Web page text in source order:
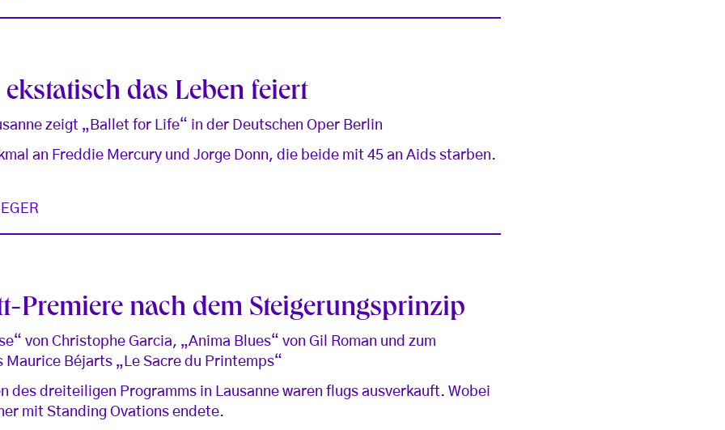
das Leben feiert
zeigt „Ballet for Life“ in der Deutschen Oper Berlin
an Freddie Mercury und Jorge Donn, die beide mit 45 an Aids starben.
Premiere nach dem Steigerungsprinzip
von Christophe Garcia, „Anima Blues“ von Gil Roman und zum
Maurice Béjarts „Le Sacre du Printemps“
des dreiteiligen Programms in Lausanne waren flugs ausverkauft. Wobei
mit Standing Ovations endete.